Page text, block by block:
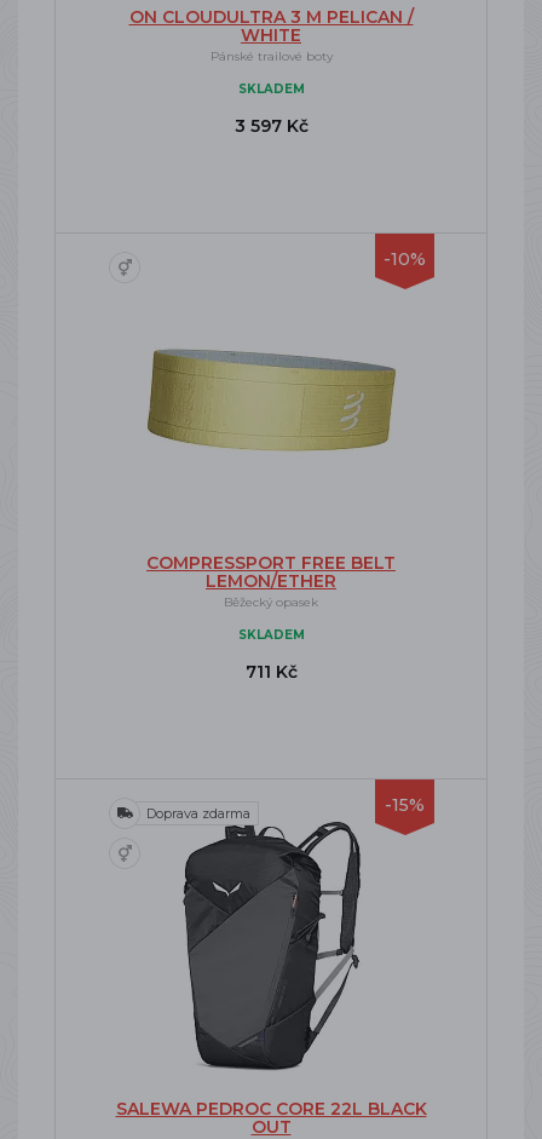
ON CLOUDULTRA 3 M PELICAN /
WHITE
Pánské trailové boty
SKLADEM
3 597 Kč
-10%
COMPRESSPORT FREE BELT
LEMON/ETHER
Běžecký opasek
SKLADEM
711 Kč
-15%
Doprava zdarma
SALEWA PEDROC CORE 22L BLACK
OUT